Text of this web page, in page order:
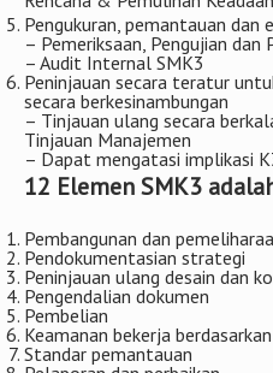
Tindakan pengendalian risiko
Perancangan dan rekayasa
Prosedur & instruksi kerja
Penyerahan sbg Pelaksana
Pembelian/Pengadaan Barang
Produk Akhir
Rencana & Pemulihan
Pengukuran, pemantauan dan
– Pemeriksaan, Pengujian dan
– Audit Internal SMK3
Peninjauan secara teratur
secara berkesinambungan
– Tinjauan ulang secara